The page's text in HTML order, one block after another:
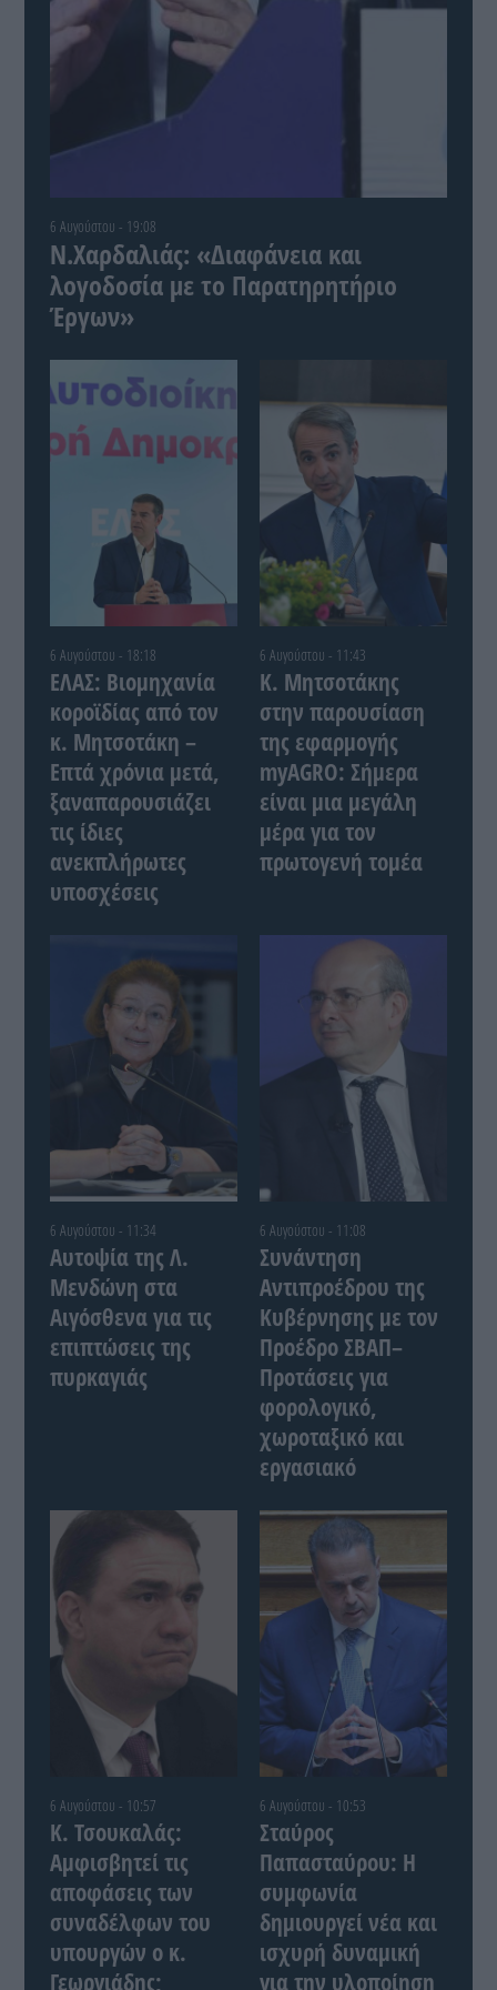
6 Αυγούστου - 19:08
Ν.Χαρδαλιάς: «Διαφάνεια και
λογοδοσία με το Παρατηρητήριο
Έργων»
6 Αυγούστου - 18:18
ΕΛΑΣ: Βιομηχανία
κοροϊδίας από τον
κ. Μητσοτάκη –
Επτά χρόνια μετά,
ξαναπαρουσιάζει
τις ίδιες
ανεκπλήρωτες
υποσχέσεις
6 Αυγούστου - 11:43
Κ. Μητσοτάκης
στην παρουσίαση
της εφαρμογής
myAGRO: Σήμερα
είναι μια μεγάλη
μέρα για τον
πρωτογενή τομέα
6 Αυγούστου - 11:34
Αυτοψία της Λ.
Μενδώνη στα
Αιγόσθενα για τις
επιπτώσεις της
πυρκαγιάς
6 Αυγούστου - 11:08
Συνάντηση
Αντιπροέδρου της
Κυβέρνησης με τον
Προέδρο ΣΒΑΠ–
Προτάσεις για
φορολογικό,
χωροταξικό και
εργασιακό
6 Αυγούστου - 10:57
Κ. Τσουκαλάς:
Αμφισβητεί τις
αποφάσεις των
συναδέλφων του
υπουργών ο κ.
Γεωργιάδης;
6 Αυγούστου - 10:53
Σταύρος
Παπασταύρου: Η
συμφωνία
δημιουργεί νέα και
ισχυρή δυναμική
για την υλοποίηση